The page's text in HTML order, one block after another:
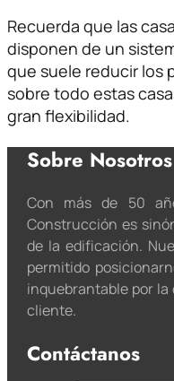
Recuerda que las
disponen de un
que suele reducir los
sobre todo estas
gran flexibilidad.
Sobre Nosotros
Con más de 50
Construcción es
de la edificación.
permitido
inquebrantable por la
cliente.
Contáctanos